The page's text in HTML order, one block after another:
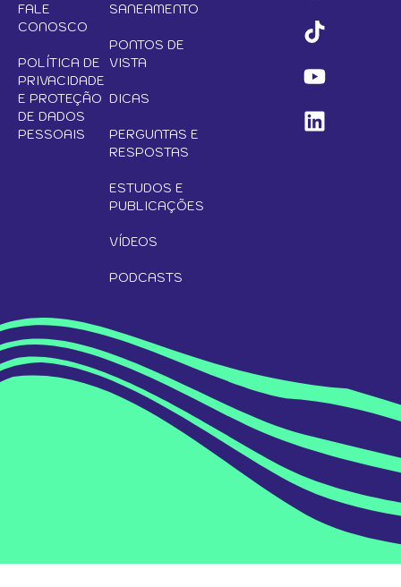
FALE
CONOSCO
POLÍTICA DE
PRIVACIDADE
E PROTEÇÃO
DE DADOS
PESSOAIS
SANEAMENTO
PONTOS DE
VISTA
DICAS
PERGUNTAS E
RESPOSTAS
ESTUDOS E
PUBLICAÇÕES
VÍDEOS
PODCASTS